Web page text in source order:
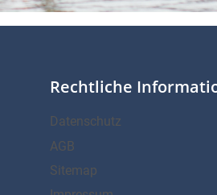
Rechtliche
Datenschutz
AGB
Sitemap